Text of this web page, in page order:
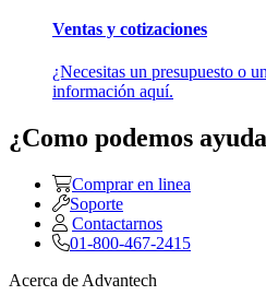
Ventas y cotizaciones
¿Necesitas un presupuesto o
información aquí.
¿Como podemos
Comprar en linea
Soporte
Contactarnos
01-800-467-2415
Acerca de Advantech